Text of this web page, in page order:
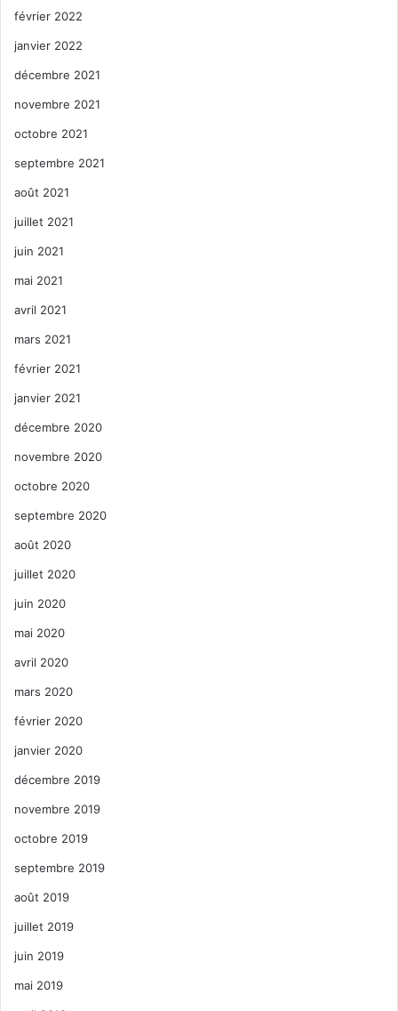
février 2022
janvier 2022
décembre 2021
novembre 2021
octobre 2021
septembre 2021
août 2021
juillet 2021
juin 2021
mai 2021
avril 2021
mars 2021
février 2021
janvier 2021
décembre 2020
novembre 2020
octobre 2020
septembre 2020
août 2020
juillet 2020
juin 2020
mai 2020
avril 2020
mars 2020
février 2020
janvier 2020
décembre 2019
novembre 2019
octobre 2019
septembre 2019
août 2019
juillet 2019
juin 2019
mai 2019